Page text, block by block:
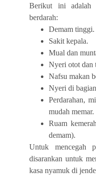
Berikut ini adalah
berdarah:
Demam tinggi.
Sakit kepala.
Mual dan
Nyeri otot dan
Nafsu makan
Nyeri di
Perdarahan,
mudah memar.
Ruam
demam).
Untuk mencegah
disarankan untuk
kasa nyamuk di